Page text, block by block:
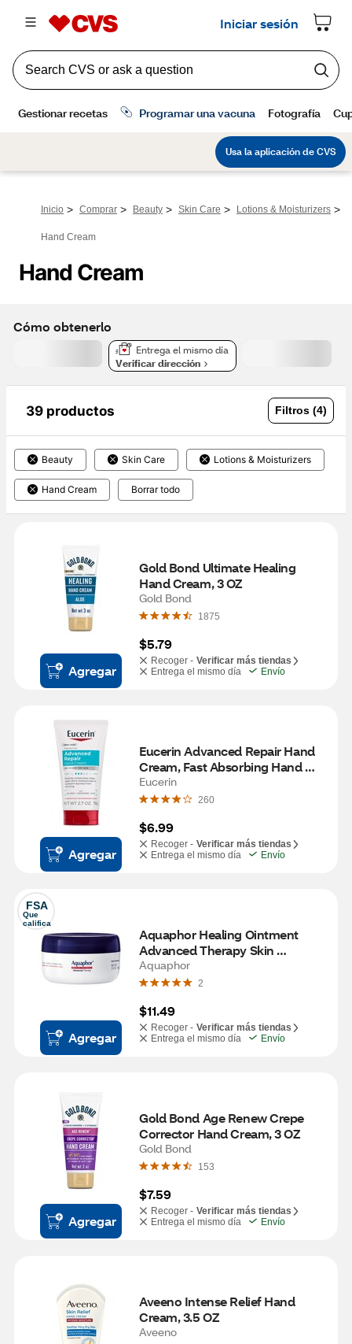
Inicio > Comprar > Beauty > Skin Care > Lotions & Moisturizers >
Hand Cream
Hand Cream
Cómo obtenerlo
Entrega el mismo día
Verificar dirección
39 productos Filtros (4)
Beauty Skin Care Lotions & Moisturizers
Hand Cream Borrar todo
Agregar
Gold Bond Ultimate Healing
Hand Cream, 3 OZ
Gold Bond
1875
$5.79
Recoger - Verificar más tiendas
Entrega el mismo día
Envío
Agregar
Eucerin Advanced Repair Hand
Cream, Fast Absorbing Hand
Lotion, Use After Hand Washing,
2.7 OZ
Eucerin
260
$6.99
Recoger - Verificar más tiendas
Entrega el mismo día
Envío
FSA
Que
califica
Agregar
Aquaphor Healing Ointment
Advanced Therapy Skin
Protectant
Aquaphor
2
$11.49
Recoger - Verificar más tiendas
Entrega el mismo día
Envío
Agregar
Gold Bond Age Renew Crepe
Corrector Hand Cream, 3 OZ
Gold Bond
153
$7.59
Recoger - Verificar más tiendas
Entrega el mismo día
Envío
Aveeno Intense Relief Hand
Cream, 3.5 OZ
Aveeno